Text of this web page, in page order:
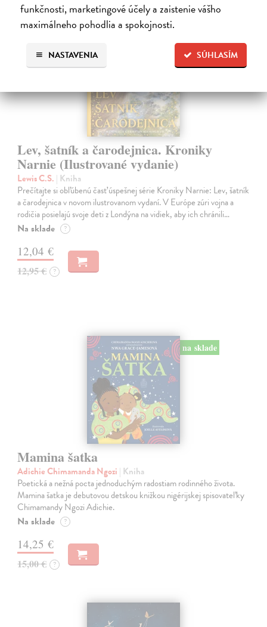
funkčnosti, marketingové účely a zaistenie vášho
maximálneho pohodlia a spokojnosti.
SÚHLASÍM
NASTAVENIA
Lev, šatník a čarodejnica. Kroniky
Narnie (Ilustrované vydanie)
Lewis C.S. | Kniha
Prečítajte si obľúbenú časť úspešnej série Kroniky Narnie: Lev, šatník
a čarodejnica v novom ilustrovanom vydaní. V Európe zúri vojna a
rodičia posielajú svoje deti z Londýna na vidiek, aby ich chránili…
Na sklade ?
12,04 €
12,95 € ?
na sklade
Mamina šatka
Adichie Chimamanda Ngozi | Kniha
Poetická a nežná pocta jednoduchým radostiam rodinného života.
Mamina šatka je debutovou detskou knižkou nigérijskej spisovateľky
Chimamandy Ngozi Adichie.
Na sklade ?
14,25 €
15,00 € ?